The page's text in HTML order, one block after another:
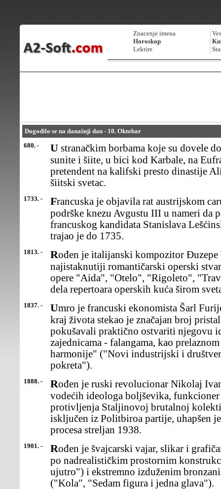
Znacenje imena
Horoskop
Lektire
Dogodilo se na današnji dan - 10. Oktobar
680. -
U stranačkim borbama koje su dovele do rascepa islamskog sveta na
sunite i šiite, u bici kod Karbale, na
pretendent na kalifski presto dinastije
šiitski svetac.
1733. - Francuska je objavila rat austrijskom caru Karlu VI zbog njegove
podrške knezu Avgustu III u nameri da
francuskog kandidata Stanislava
trajao je do 1735.
1813. - Rođen je italijanski kompozitor Đuzepe Verdi, uz Riharda Vagnera,
najistaknutiji romantičarski operski
opere "Aida", "Otelo", "Rigoleto",
dela repertoara operskih kuća širom
1837. - Umro je francuski ekonomista Šarl Furije, socijalista-utopista. Pred
kraj života stekao je značajan broj
pokušavali praktično ostvariti njegovu
zajednicama - falangama, kao
harmonije" ("Novi industrijski i
pokreta").
1888. - Rođen je ruski revolucionar Nikolaj Ivanovič Buharin, jedan od
vodećih ideologa boljševika,
protivljenja Staljinovoj brutalnoj
isključen iz Politbiroa partije, uhapšen
procesa streljan 1938.
1901. - Rođen je švajcarski vajar, slikar i grafičar Alberto Đakometi, poznat
po nadrealističkim prostornim
ujutro") i ekstremno izduženim
("Kola", "Sedam figura i jedna glava").